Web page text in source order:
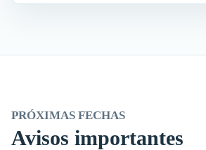
PRÓXIMAS FECHAS
Avisos importantes